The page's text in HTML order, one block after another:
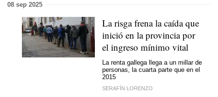
08 sep 2025
La risga frena la caída que
inició en la provincia por
el ingreso mínimo vital
La renta gallega llega a un millar de
personas, la cuarta parte que en el
2015
SERAFÍN LORENZO